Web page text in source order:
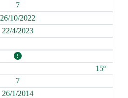
7
26/10/2022
22/4/2023
15º
7
26/1/2014